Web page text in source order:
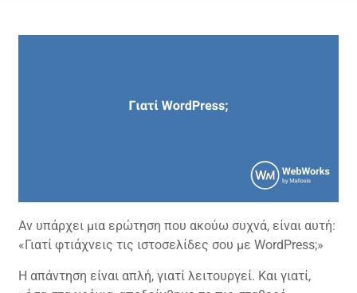
Αν υπάρχει μια ερώτηση που ακούω συχνά, είναι αυτή:
«Γιατί φτιάχνεις τις ιστοσελίδες σου με WordPress;»
Η απάντηση είναι απλή, γιατί λειτουργεί. Και γιατί,